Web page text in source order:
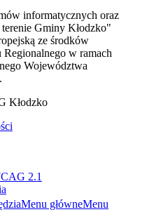
informatycznych oraz
Gminy Kłodzko"
ze środków
w ramach
Województwa
Kłodzko
2.1
Menu główneMenu